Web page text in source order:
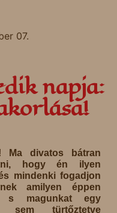
07.
napja:
Ma divatos bátran
hogy én ilyen
mindenki fogadjon
amilyen éppen
s magunkat egy
sem türtőztetve